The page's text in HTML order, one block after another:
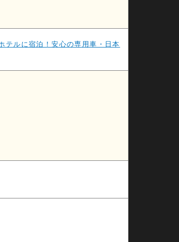
ルに宿泊！安心の専用車・日本